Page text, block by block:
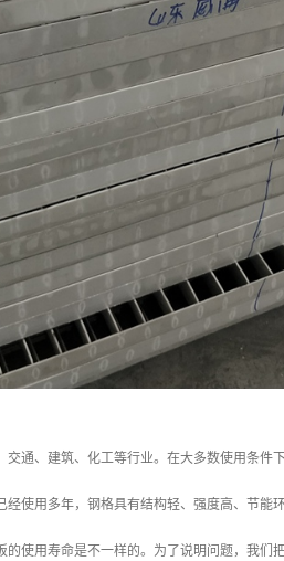
通、建筑、化工等行业。在大多数使用条件
使用多年，钢格具有结构轻、强度高、节能
使用寿命是不一样的。为了说明问题，我们